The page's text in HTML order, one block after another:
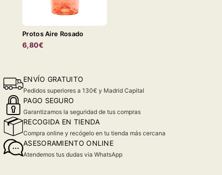
Protos Aire Rosado
6,80€
ENVÍO GRATUITO
Pedidos superiores a 130€ y Madrid Capital
PAGO SEGURO
Garantizamos la seguridad de tus compras
RECOGIDA EN TIENDA
Compra online y recógelo en tu tienda más cercana
ASESORAMIENTO ONLINE
Atendemos tus dudas via WhatsApp